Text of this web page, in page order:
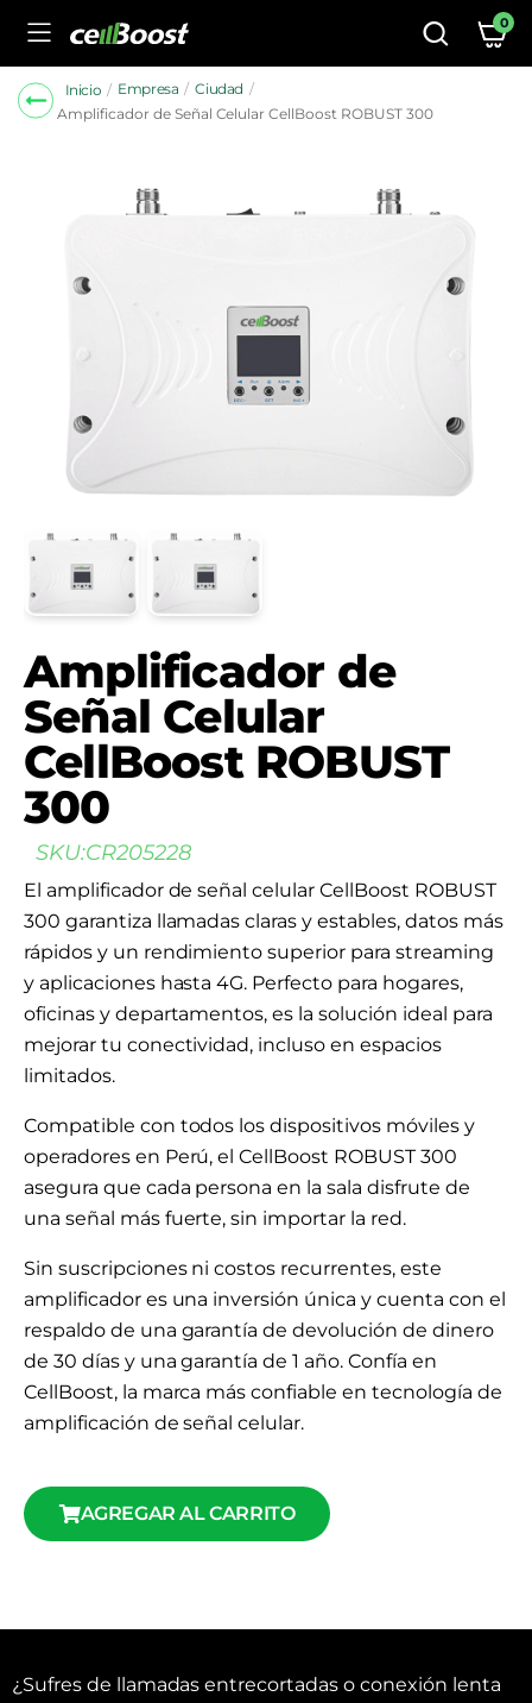
0
Inicio Empresa
Ciudad
Amplificador de Señal Celular CellBoost ROBUST 300
Amplificador de
Señal Celular
CellBoost ROBUST
300
SKU:CR205228
El amplificador de señal celular CellBoost ROBUST
300 garantiza llamadas claras y estables, datos más
rápidos y un rendimiento superior para streaming
y aplicaciones hasta 4G. Perfecto para hogares,
oficinas y departamentos, es la solución ideal para
mejorar tu conectividad, incluso en espacios
limitados.
Compatible con todos los dispositivos móviles y
operadores en Perú, el CellBoost ROBUST 300
asegura que cada persona en la sala disfrute de
una señal más fuerte, sin importar la red.
Sin suscripciones ni costos recurrentes, este
amplificador es una inversión única y cuenta con el
respaldo de una garantía de devolución de dinero
de 30 días y una garantía de 1 año. Confía en
CellBoost, la marca más confiable en tecnología de
amplificación de señal celular.
AGREGAR AL CARRITO
¿Sufres de llamadas entrecortadas o conexión lenta